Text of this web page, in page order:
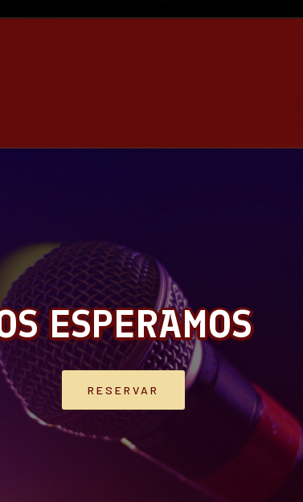
ESPERAMOS
RESERVAR